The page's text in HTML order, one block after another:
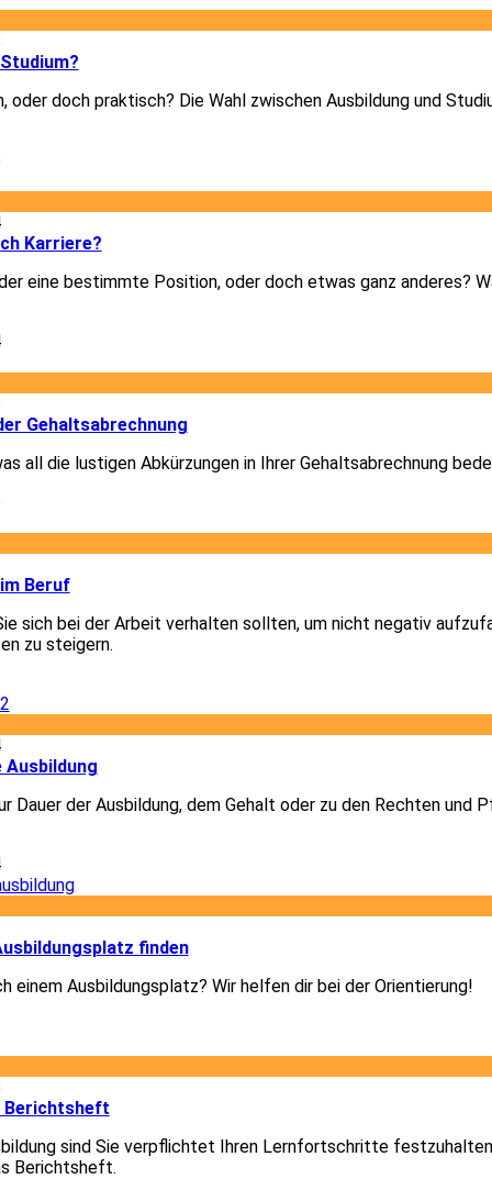
oder doch praktisch? Die Wahl zwischen Ausbildung und
Karriere?
eine bestimmte Position, oder doch etwas ganz anderes?
Gehaltsabrechnung
all die lustigen Abkürzungen in Ihrer Gehaltsabrechnung
Beruf
sich bei der Arbeit verhalten sollten, um nicht negativ
zu steigern.
Ausbildung
Dauer der Ausbildung, dem Gehalt oder zu den Rechten und
finden
einem Ausbildungsplatz? Wir helfen dir bei der Orientierung!
Berichtsheft
sind Sie verpflichtet Ihren Lernfortschritte
Berichtsheft.